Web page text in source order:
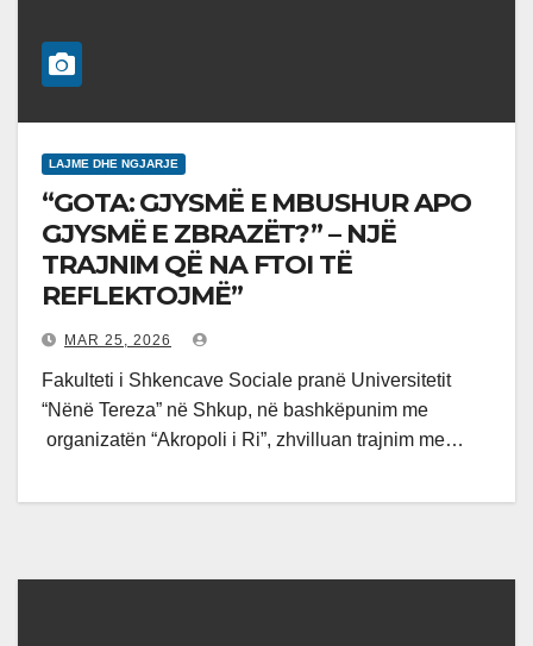
LAJME DHE NGJARJE
“GOTA: GJYSMË E MBUSHUR APO
GJYSMË E ZBRAZËT?” – NJË
TRAJNIM QË NA FTOI TË
REFLEKTOJMË”
MAR 25, 2026
Fakulteti i Shkencave Sociale pranë Universitetit
“Nënë Tereza” në Shkup, në bashkëpunim me
organizatën “Akropoli i Ri”, zhvilluan trajnim me…